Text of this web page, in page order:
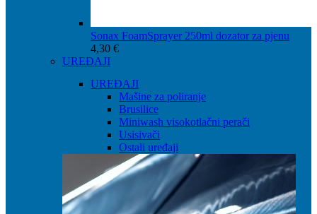
Sonax FoamSprayer 250ml dozator za pjenu
4,30 €
UREĐAJI
UREĐAJI
Mašine za poliranje
Brusilice
Miniwash visokotlačni perači
Usisivači
Ostali uređaji